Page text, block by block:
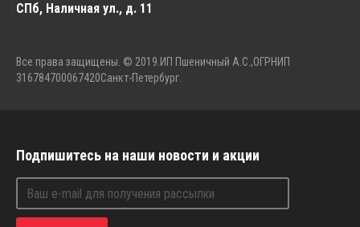
СПб, Наличная ул., д. 11
Все права защищены. © 2019. ИП Пшеничный А.С.,ОГРНИП
316784700067420Санкт-Петербург.
Подпишитесь на наши новости и акции